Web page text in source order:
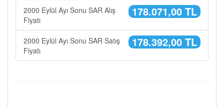
178.071,00 TL
2000 Eylül Ayı Sonu SAR Alış
Fiyatı
178.392,00 TL
2000 Eylül Ayı Sonu SAR Satış
Fiyatı